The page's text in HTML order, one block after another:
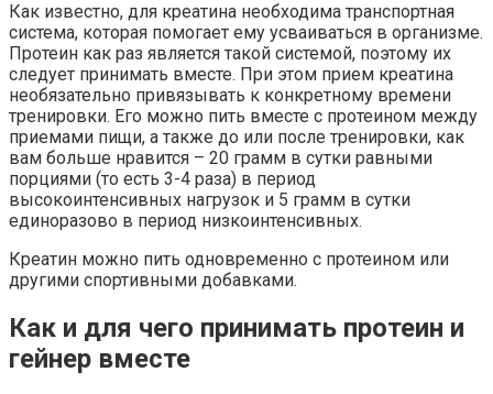
Как известно, для креатина необходима транспортная
система, которая помогает ему усваиваться в организме.
Протеин как раз является такой системой, поэтому их
следует принимать вместе. При этом прием креатина
необязательно привязывать к конкретному времени
тренировки. Его можно пить вместе с протеином между
приемами пищи, а также до или после тренировки, как
вам больше нравится – 20 грамм в сутки равными
порциями (то есть 3-4 раза) в период
высокоинтенсивных нагрузок и 5 грамм в сутки
единоразово в период низкоинтенсивных.
Креатин можно пить одновременно с протеином или
другими спортивными добавками.
Как и для чего принимать протеин и
гейнер вместе